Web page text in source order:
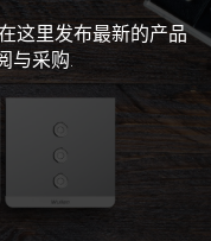
这里发布最新的产品
与采购.